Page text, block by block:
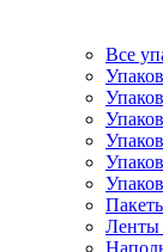
Все
Ленты